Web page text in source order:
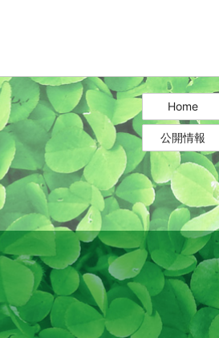
シ
ョ
ン
Home
公開情報